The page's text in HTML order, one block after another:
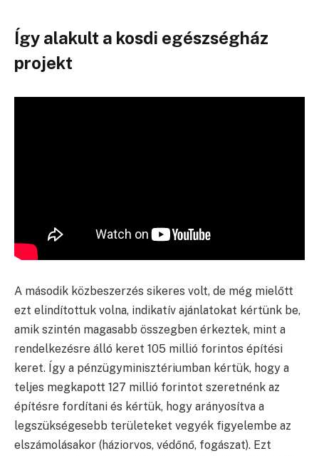
Így alakult a kosdi egészségház
projekt
A második közbeszerzés sikeres volt, de még mielőtt
ezt elindítottuk volna, indikatív ajánlatokat kértünk be,
amik szintén magasabb összegben érkeztek, mint a
rendelkezésre álló keret 105 millió forintos építési
keret. Így a pénzügyminisztériumban kértük, hogy a
teljes megkapott 127 millió forintot szeretnénk az
építésre fordítani és kértük, hogy arányosítva a
legszükségesebb területeket vegyék figyelembe az
elszámolásakor (háziorvos, védőnő, fogászat). Ezt